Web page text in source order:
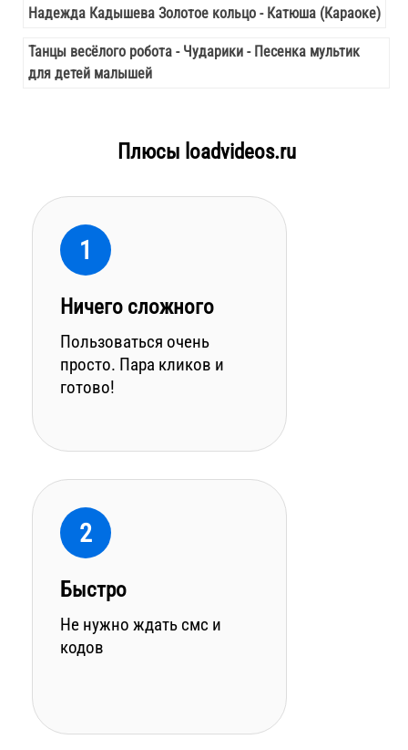
Надежда Кадышева Золотое кольцо - Катюша (Караоке)
Танцы весёлого робота - Чударики - Песенка мультик
для детей малышей
Плюсы loadvideos.ru
1
Ничего сложного
Пользоваться очень
просто. Пара кликов и
готово!
2
Быстро
Не нужно ждать смс и
кодов